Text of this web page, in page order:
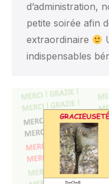
d’administration,
petite soirée afin
extraordinaire
indispensables